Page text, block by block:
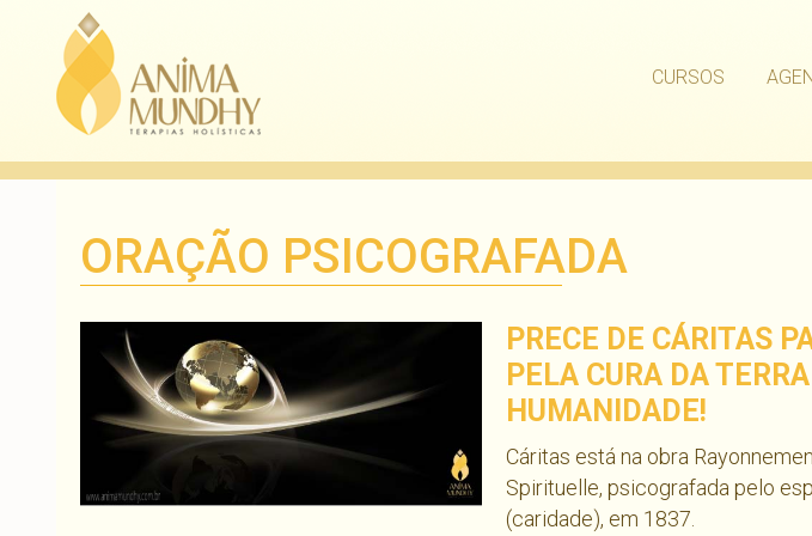
CURSOS
ORAÇÃO PSICOGRAFADA
PRECE DE CÁRITAS
PELA CURA DA
HUMANIDADE!
Cáritas está na obra
Spirituelle, psicografada pelo
(caridade), em 1837.